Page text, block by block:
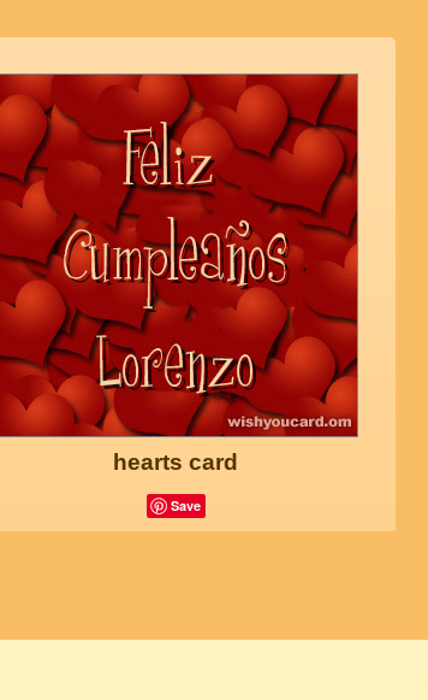
hearts card
Save